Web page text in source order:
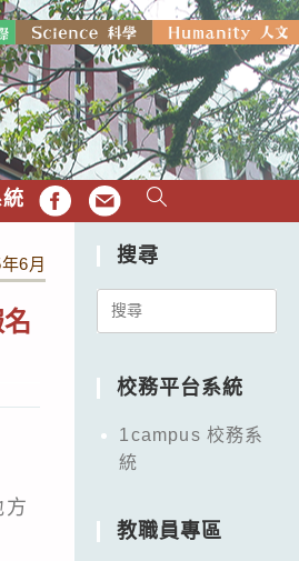
FB EMAIL
6月2日至8月29日止
方
搜尋
Search
校務平台系統
1campus 校務系
統
教職員專區